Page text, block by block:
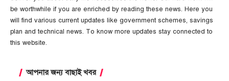
be worthwhile if you are enriched by reading these news. Here you
will find various current updates like government schemes, savings
plan and technical news. To know more updates stay connected to
this website.
আপনার জন্য বাছাই খবর